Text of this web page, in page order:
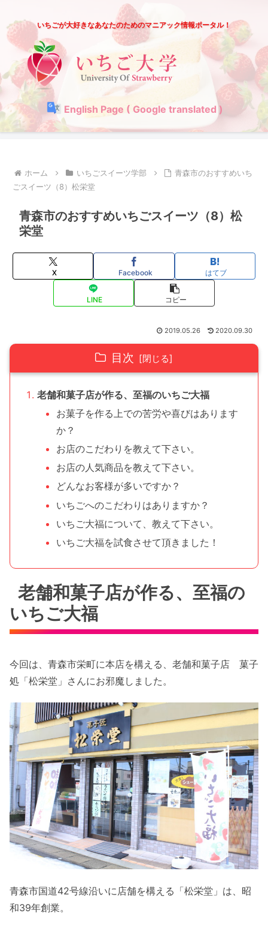
いちごが大好きなあなたのためのマニアック情報ポータル！
English Page ( Google translated )
ホーム いちごスイーツ学部
青森市のおすすめいち
ごスイーツ（8）松栄堂
青森市のおすすめいちごスイーツ（8）松
栄堂
X Facebook はてブ
LINE コピー
2019.05.26 2020.09.30
目次
老舗和菓子店が作る、至福のいちご大福
お菓子を作る上での苦労や喜びはあります
か？
お店のこだわりを教えて下さい。
お店の人気商品を教えて下さい。
どんなお客様が多いですか？
いちごへのこだわりはありますか？
いちご大福について、教えて下さい。
いちご大福を試食させて頂きました！
老舗和菓子店が作る、至福の
いちご大福
今回は、青森市栄町に本店を構える、老舗和菓子店 菓子
処「松栄堂」さんにお邪魔しました。
青森市国道42号線沿いに店舗を構える「松栄堂」は、昭
和39年創業。